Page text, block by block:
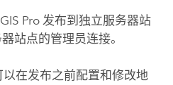
Pro发布到独立服务器站
站点的管理员连接。
以在发布之前配置和修改地